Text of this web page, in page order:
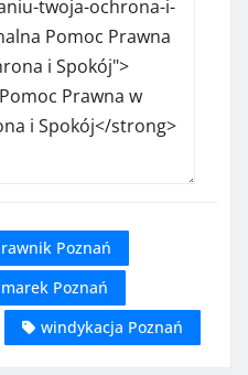
Poznań
Poznań
windykacja Poznań